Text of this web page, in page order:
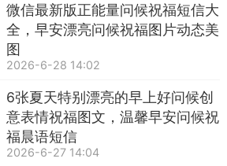
微信最新版正能量问候祝福短信大
全，早安漂亮问候祝福图片动态美
图
2026-6-28 14:02
6张夏天特别漂亮的早上好问候创
意表情祝福图文，温馨早安问候祝
福晨语短信
2026-6-27 14:04